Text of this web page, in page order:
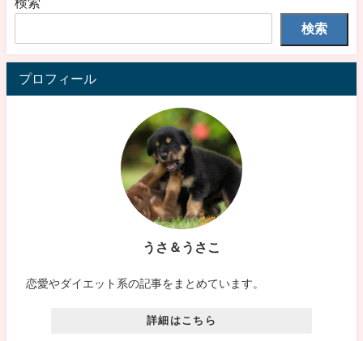
検索
プロフィール
うさ＆うさこ
恋愛やダイエット系の記事をまとめています。
詳細はこちら